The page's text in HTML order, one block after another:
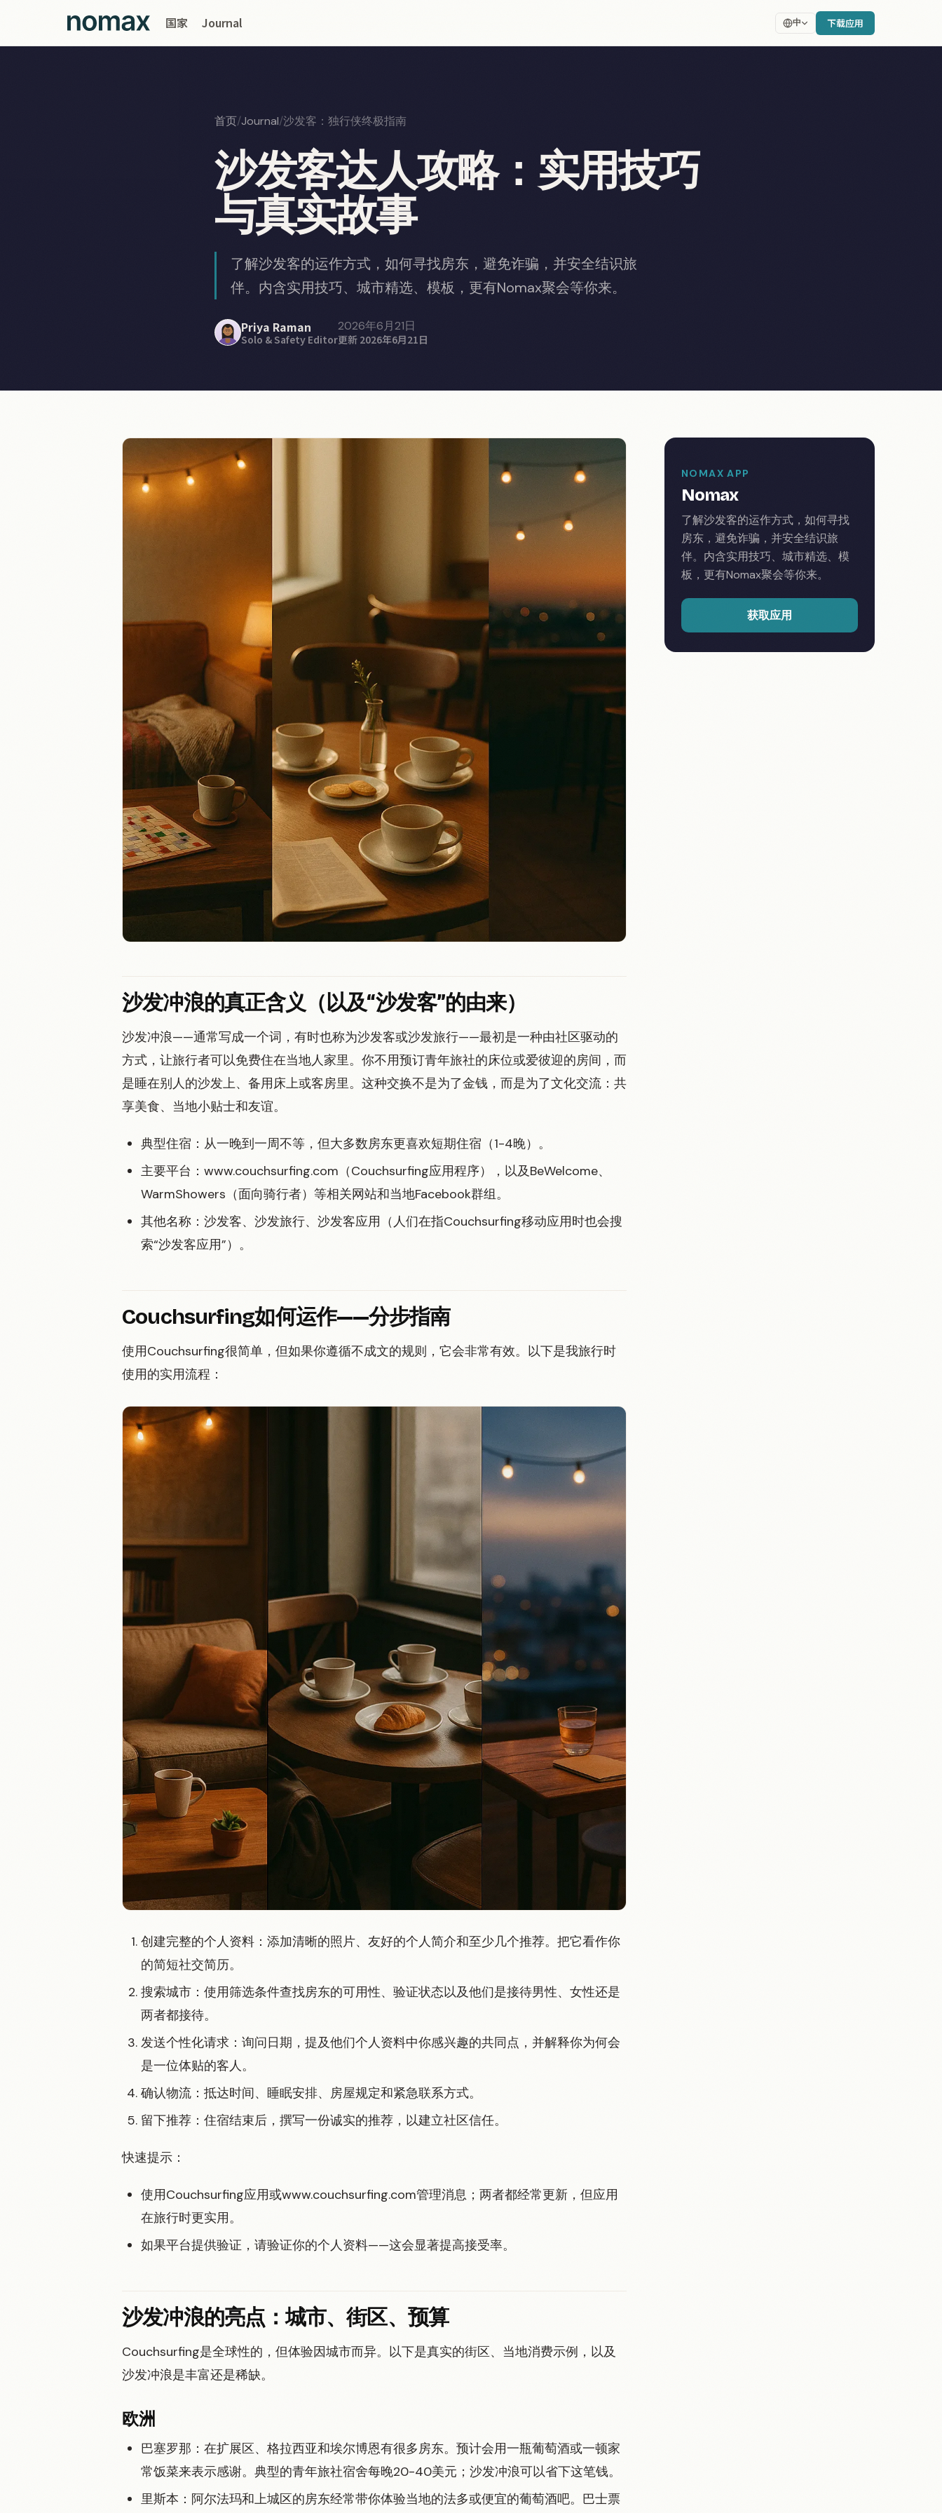
国家 Journal 中 下载应用
首页/Journal/沙发客：独行侠终极指南
沙发客达人攻略：实用技巧
与真实故事
了解沙发客的运作方式，如何寻找房东，避免诈骗，并安全结识旅
伴。内含实用技巧、城市精选、模板，更有Nomax聚会等你来。
Priya Raman
Solo & Safety Editor
2026年6月21日
更新 2026年6月21日
沙发冲浪的真正含义（以及“沙发客”的由来）
沙发冲浪——通常写成一个词，有时也称为沙发客或沙发旅行——最初是一种由社区驱动的
方式，让旅行者可以免费住在当地人家里。你不用预订青年旅社的床位或爱彼迎的房间，而
是睡在别人的沙发上、备用床上或客房里。这种交换不是为了金钱，而是为了文化交流：共
享美食、当地小贴士和友谊。
典型住宿：从一晚到一周不等，但大多数房东更喜欢短期住宿（1-4晚）。
主要平台：www.couchsurfing.com（Couchsurfing应用程序），以及BeWelcome、
WarmShowers（面向骑行者）等相关网站和当地Facebook群组。
其他名称：沙发客、沙发旅行、沙发客应用（人们在指Couchsurfing移动应用时也会搜
索“沙发客应用”）。
Couchsurfing如何运作——分步指南
使用Couchsurfing很简单，但如果你遵循不成文的规则，它会非常有效。以下是我旅行时
使用的实用流程：
创建完整的个人资料：添加清晰的照片、友好的个人简介和至少几个推荐。把它看作你
的简短社交简历。
搜索城市：使用筛选条件查找房东的可用性、验证状态以及他们是接待男性、女性还是
两者都接待。
发送个性化请求：询问日期，提及他们个人资料中你感兴趣的共同点，并解释你为何会
是一位体贴的客人。
确认物流：抵达时间、睡眠安排、房屋规定和紧急联系方式。
留下推荐：住宿结束后，撰写一份诚实的推荐，以建立社区信任。
快速提示：
使用Couchsurfing应用或www.couchsurfing.com管理消息；两者都经常更新，但应用
在旅行时更实用。
如果平台提供验证，请验证你的个人资料——这会显著提高接受率。
沙发冲浪的亮点：城市、街区、预算
Couchsurfing是全球性的，但体验因城市而异。以下是真实的街区、当地消费示例，以及
沙发冲浪是丰富还是稀缺。
欧洲
巴塞罗那：在扩展区、格拉西亚和埃尔博恩有很多房东。预计会用一瓶葡萄酒或一顿家
常饭菜来表示感谢。典型的青年旅社宿舍每晚20-40美元；沙发冲浪可以省下这笔钱。
里斯本：阿尔法玛和上城区的房东经常带你体验当地的法多或便宜的葡萄酒吧。巴士票
NOMAX APP
Nomax
了解沙发客的运作方式，如何寻找
房东，避免诈骗，并安全结识旅
伴。内含实用技巧、城市精选、模
板，更有Nomax聚会等你来。
获取应用